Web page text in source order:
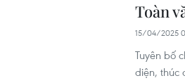
Toàn
15/04/2025
Tuyên bố
diện, thúc